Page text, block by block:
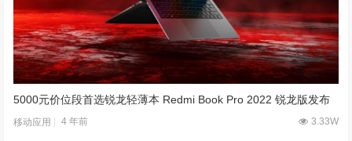
5000元价位段首选锐龙轻薄本 Redmi Book Pro 2022 锐龙版发布
移动应用 4 年前 3.33W